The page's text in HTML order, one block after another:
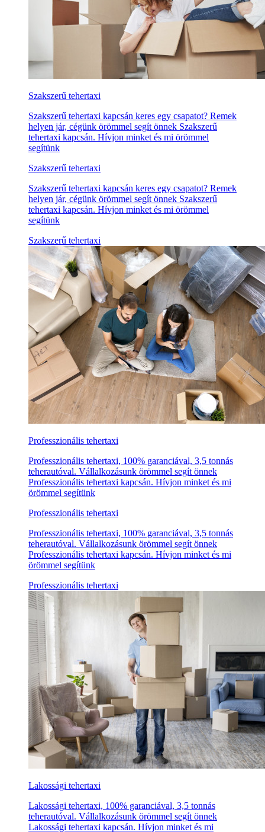
Szakszerű tehertaxi
Szakszerű tehertaxi kapcsán keres egy csapatot? Remek
helyen jár, cégünk örömmel segít önnek Szakszerű
tehertaxi kapcsán. Hívjon minket és mi örömmel
segítünk
Szakszerű tehertaxi
Szakszerű tehertaxi kapcsán keres egy csapatot? Remek
helyen jár, cégünk örömmel segít önnek Szakszerű
tehertaxi kapcsán. Hívjon minket és mi örömmel
segítünk
Szakszerű tehertaxi
Professzionális tehertaxi
Professzionális tehertaxi, 100% garanciával, 3,5 tonnás
teherautóval. Vállalkozásunk örömmel segít önnek
Professzionális tehertaxi kapcsán. Hívjon minket és mi
örömmel segítünk
Professzionális tehertaxi
Professzionális tehertaxi, 100% garanciával, 3,5 tonnás
teherautóval. Vállalkozásunk örömmel segít önnek
Professzionális tehertaxi kapcsán. Hívjon minket és mi
örömmel segítünk
Professzionális tehertaxi
Lakossági tehertaxi
Lakossági tehertaxi, 100% garanciával, 3,5 tonnás
teherautóval. Vállalkozásunk örömmel segít önnek
Lakossági tehertaxi kapcsán. Hívjon minket és mi